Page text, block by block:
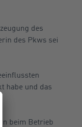
des
des Pkws sei
habe und das
beim Betrieb